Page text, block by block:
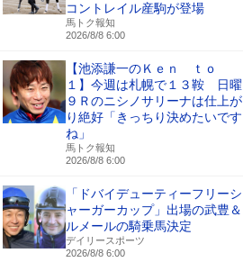
コントレイル産駒が登場
馬トク報知
2026/8/8 6:00
【池添謙一のＫｅｎ ｔｏ
１】今週は札幌で１３鞍 日曜
９Ｒのニシノサリーナは仕上が
り絶好「きっちり決めたいです
ね」
馬トク報知
2026/8/8 6:00
「ドバイデューティーフリーシ
ャーガーカップ」出場の武豊＆
ルメールの騎乗馬決定
デイリースポーツ
2026/8/8 6:00